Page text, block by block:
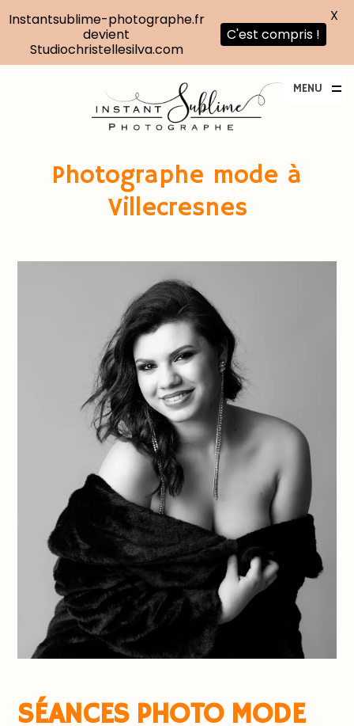
MENU
Photographe mode à
Villecresnes
SÉANCES PHOTO MODE
Instantsublime-photographe.fr
devient
Studiochristellesilva.com
C'est compris !
X